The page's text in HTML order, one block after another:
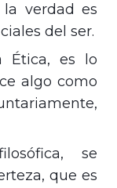
la verdad es
del ser.
Ética, es lo
algo como
se
que es